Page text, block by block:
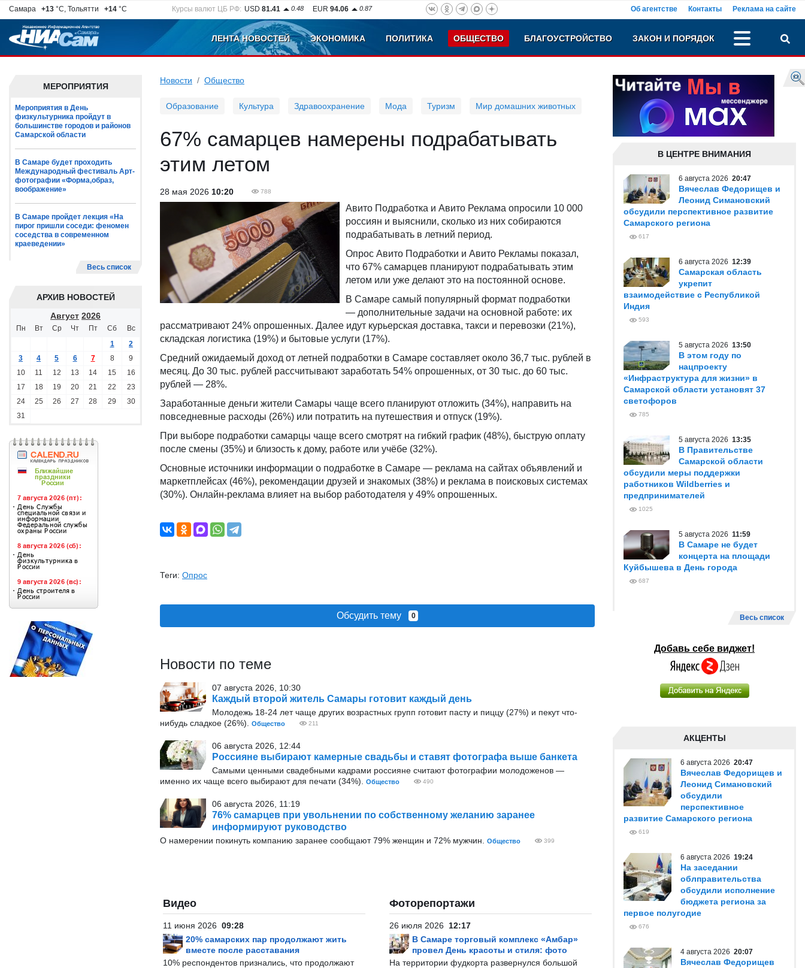
Самара +13 °C, Тольятти +14 °C Курсы валют ЦБ РФ: USD 81.41 0.48 EUR 94.06 0.87 Об агентстве Контакты Реклама на сайте
ЛЕНТА НОВОСТЕЙ ЭКОНОМИКА ПОЛИТИКА ОБЩЕСТВО БЛАГОУСТРОЙСТВО ЗАКОН И ПОРЯДОК
МЕРОПРИЯТИЯ
Мероприятия в День
физкультурника пройдут в
большинстве городов и районов
Самарской области
В Самаре будет проходить
Международный фестиваль Арт-
фотографии «Форма,образ,
воображение»
В Самаре пройдет лекция «На
пирог пришли соседи: феномен
соседства в современном
краеведении»
Весь список
АРХИВ НОВОСТЕЙ
Август 2026
Пн Вт Ср Чт Пт Сб
Вс
1
2
3
4 5 6 7 8
9
10
11 12 13 14 15
16
17
18 19 20 21 22
23
24
25 26 27 28 29
30
31
Новости Общество
Образование Культура Здравоохранение Мода Туризм Мир домашних животных
67% самарцев намерены подрабатывать
этим летом
28 мая 2026 10:20 788
Авито Подработка и Авито Реклама опросили 10 000
россиян и выяснили, сколько из них собираются
подрабатывать в летний период.
Опрос Авито Подработки и Авито Рекламы показал,
что 67% самарцев планируют подрабатывать этим
летом или уже делают это на постоянной основе.
В Самаре самый популярный формат подработки
— дополнительные задачи на основной работе: их
рассматривают 24% опрошенных. Далее идут курьерская доставка, такси и перевозки (21%),
складская логистика (19%) и бытовые услуги (17%).
Средний ожидаемый доход от летней подработки в Самаре составляет около 36,7 тыс. рублей в
месяц. До 30 тыс. рублей рассчитывают заработать 54% опрошенных, от 30 тыс. до 60 тыс.
рублей — 28%.
Заработанные деньги жители Самары чаще всего планируют отложить (34%), направить на
повседневные расходы (26%) или потратить на путешествия и отпуск (19%).
При выборе подработки самарцы чаще всего смотрят на гибкий график (48%), быструю оплату
после смены (35%) и близость к дому, работе или учёбе (32%).
Основные источники информации о подработке в Самаре — реклама на сайтах объявлений и
маркетплейсах (46%), рекомендации друзей и знакомых (38%) и реклама в поисковых системах
(30%). Онлайн-реклама влияет на выбор работодателя у 49% опрошенных.
Теги: Опрос
Обсудить тему 0
Новости по теме
07 августа 2026, 10:30
Каждый второй житель Самары готовит каждый день
Молодежь 18-24 лет чаще других возрастных групп готовит пасту и пиццу (27%) и пекут что-
нибудь сладкое (26%).
Общество 211
06 августа 2026, 12:44
Россияне выбирают камерные свадьбы и ставят фотографа выше банкета
Самыми ценными свадебными кадрами россияне считают фотографии молодоженов —
именно их чаще всего выбирают для печати (34%).
Общество 490
06 августа 2026, 11:19
76% самарцев при увольнении по собственному желанию заранее
информируют руководство
О намерении покинуть компанию заранее сообщают 79% женщин и 72% мужчин. Общество 399
Видео
11 июня 2026 09:28
20% самарских пар продолжают жить
вместе после расставания
10% респондентов признались, что продолжают
Фоторепортажи
26 июля 2026 12:17
В Самаре торговый комплекс «Амбар»
провел День красоты и стиля: фото
На территории фудкорта развернулся большой
В ЦЕНТРЕ ВНИМАНИЯ
6 августа 2026 20:47
Вячеслав Федорищев и
Леонид Симановский
обсудили перспективное развитие
Самарского региона
617
6 августа 2026 12:39
Самарская область
укрепит
взаимодействие с Республикой
Индия
593
5 августа 2026 13:50
В этом году по
нацпроекту
«Инфраструктура для жизни» в
Самарской области установят 37
светофоров
785
5 августа 2026 13:35
В Правительстве
Самарской области
обсудили меры поддержки
работников Wildberries и
предпринимателей
1025
5 августа 2026 11:59
В Самаре не будет
концерта на площади
Куйбышева в День города
687
Весь список
Добавь себе виджет!
АКЦЕНТЫ
6 августа 2026 20:47
Вячеслав Федорищев и
Леонид Симановский
обсудили
перспективное
развитие Самарского региона
619
6 августа 2026 19:24
На заседании
облправительства
обсудили исполнение
бюджета региона за
первое полугодие
676
4 августа 2026 20:07
Вячеслав Федорищев